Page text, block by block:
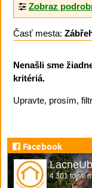
Zobraz
Časť mesta:
Nenašli sme
kritériá.
Upravte, prosím,
Facebook
4 301 to se